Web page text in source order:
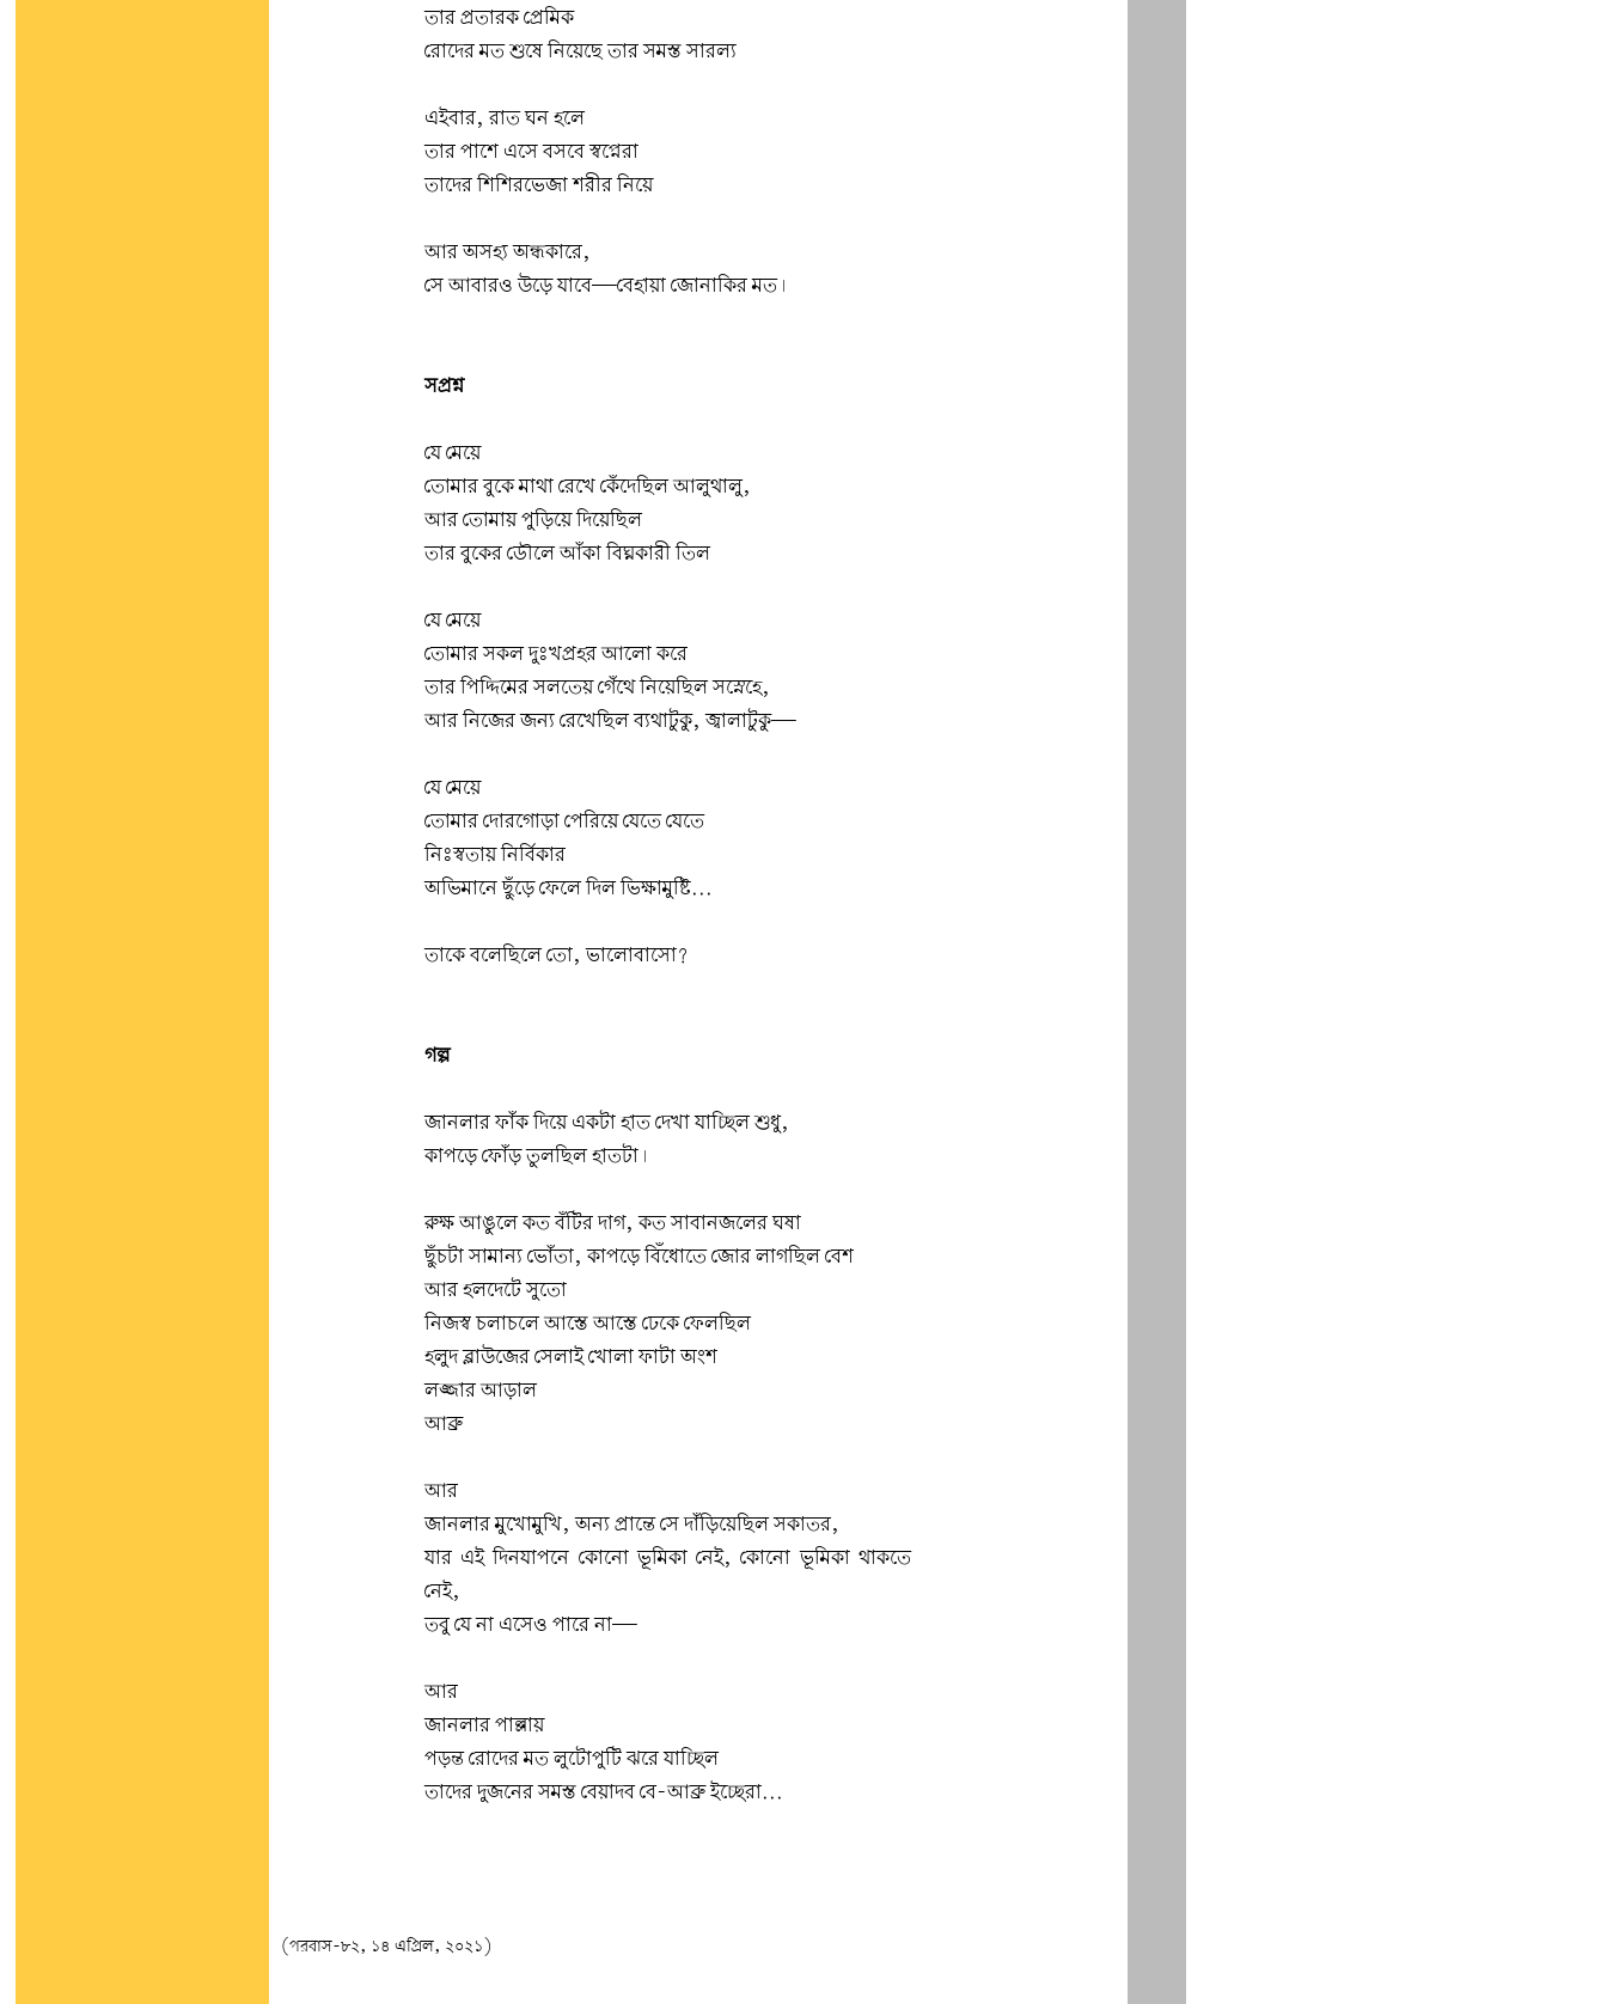
তার প্রতারক প্রেমিক
রোদের মত শুষে নিয়েছে তার সমস্ত সারল্য
এইবার, রাত ঘন হলে
তার পাশে এসে বসবে স্বপ্নেরা
তাদের শিশিরভেজা শরীর নিয়ে
আর অসহ্য অন্ধকারে,
সে আবারও উড়ে যাবে—বেহায়া জোনাকির মত।
সপ্রশ্ন
যে মেয়ে
তোমার বুকে মাথা রেখে কেঁদেছিল আলুথালু,
আর তোমায় পুড়িয়ে দিয়েছিল
তার বুকের ডৌলে আঁকা বিঘ্নকারী তিল
যে মেয়ে
তোমার সকল দুঃখপ্রহর আলো করে
তার পিদ্দিমের সলতেয় গেঁথে নিয়েছিল সস্নেহে,
আর নিজের জন্য রেখেছিল ব্যথাটুকু, জ্বালাটুকু—
যে মেয়ে
তোমার দোরগোড়া পেরিয়ে যেতে যেতে
নিঃস্বতায় নির্বিকার
অভিমানে ছুঁড়ে ফেলে দিল ভিক্ষামুষ্টি...
তাকে বলেছিলে তো, ভালোবাসো?
গল্প
জানলার ফাঁক দিয়ে একটা হাত দেখা যাচ্ছিল শুধু,
কাপড়ে ফোঁড় তুলছিল হাতটা।
রুক্ষ আঙুলে কত বঁটির দাগ, কত সাবানজলের ঘষা
ছুঁচটা সামান্য ভোঁতা, কাপড়ে বিঁধোতে জোর লাগছিল বেশ
আর হলদেটে সুতো
নিজস্ব চলাচলে আস্তে আস্তে ঢেকে ফেলছিল
হলুদ ব্লাউজের সেলাই খোলা ফাটা অংশ
লজ্জার আড়াল
আব্রু
আর
জানলার মুখোমুখি, অন্য প্রান্তে সে দাঁড়িয়েছিল সকাতর,
যার এই দিনযাপনে কোনো ভূমিকা নেই, কোনো ভূমিকা থাকতে
নেই,
তবু যে না এসেও পারে না—
আর
জানলার পাল্লায়
পড়ন্ত রোদের মত লুটোপুটি ঝরে যাচ্ছিল
তাদের দুজনের সমস্ত বেয়াদব বে-আব্রু ইচ্ছেরা...
(পরবাস-৮২, ১৪ এপ্রিল, ২০২১)